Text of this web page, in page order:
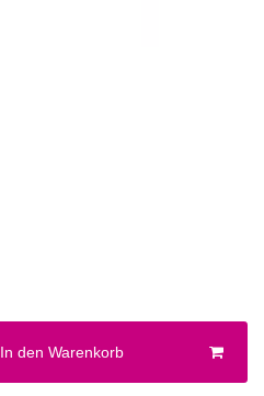
In den Warenkorb